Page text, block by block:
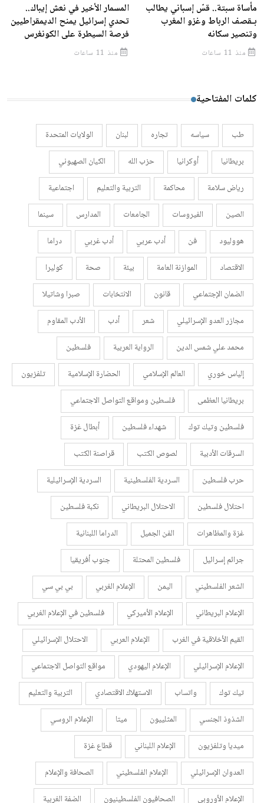
مأساة سبتة.. قسّ إسباني يطالب
بـقصف الرباط وغزو المغرب
وتنصير سكانه
منذ 11 ساعات
المسمار الأخير في نعش إيباك..
تحدي إسرائيل يمنح الديمقراطيين
فرصة السيطرة على الكونغرس
منذ 11 ساعات
كلمات المفتاحية
طب سياسه تجاره لبنان
الولايات المتحدة
بريطانيا
أوكرانيا حزب الله
الكيان الصهيوني
رياض سلامة
محاكمة التربية والتعليم
اجتماعية
الصين
الفيروسات الجامعات المدارس
سينما
هووليود
فن أدب عربي أدب غربي
دراما
الاقتصاد
الموازنة العامة بيئة صحة
كوليرا
الضمان الإجتماعي
قانون الانتخابات
صبرا وشاتيلا
مجازر العدو الإسرائيلي
شعر أدب
الأدب المقاوم
محمد علي شمس الدين
الرواية العربية
فلسطين
إلياس خوري
العالم الإسلامي الحضارة الإسلامية
تلفزيون
بريطانيا العظمى
فلسطين ومواقع التواصل الاجتماعي
فلسطين وتيك توك
شهداء فلسطين
أبطال غزة
السرقات الأدبية
لصوص الكتب
قراصنة الكتب
حرب فلسطين
السردية الفلسطينية
السردية الإسرائيلية
احتلال فلسطين
الاحتلال البريطاني
نكبة فلسطين
غزة والمظاهرات
الفن الجميل
الدراما اللبنانية
جرائم إسرائيل
فلسطين المحتلة
جنوب أفريقيا
الشعر الفلسطيني
اليمن الإعلام الغربي
بي بي سي
الإعلام البريطاني
الإعلام الأميركي
فلسطين في الإعلام الغربي
القيم الأخلاقية في الغرب
الإعلام العربي
الاحتلال الإسرائيلي
الإعلام الإسرائيلي
الإعلام اليهودي
مواقع التواصل الاجتماعي
تيك توك
واتساب الاستهلاك الاقتصادي
التربية والتعليم
الشذوذ الجنسي
المثلييون ميتا
الإعلام الروسي
ميديا وتلفزيون
الإعلام اللبناني
قطاع غزة
العدوان الإسرائيلي
الإعلام الفلسطيني
الصحافة والإعلام
الإعلام الأوروبي
الصحافيون الفلسطينيون الضفة الغربية